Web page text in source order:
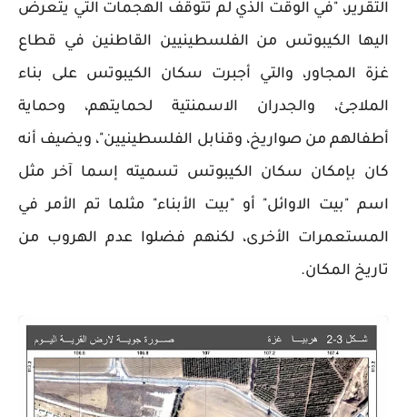
التقرير، "في الوقت الذي لم تتوقف الهجمات التي يتعرض
اليها الكيبوتس من الفلسطينيين القاطنين في قطاع
غزة المجاور، والتي أجبرت سكان الكيبوتس على بناء
الملاجئ، والجدران الاسمنتية لحمايتهم، وحماية
أطفالهم من صواريخ، وقنابل الفلسطينيين"، ويضيف أنه
كان بإمكان سكان الكيبوتس تسميته إسما آخر مثل
اسم "بيت الاوائل" أو "بيت الأبناء" مثلما تم الأمر في
المستعمرات الأخرى، لكنهم فضلوا عدم الهروب من
تاريخ المكان.